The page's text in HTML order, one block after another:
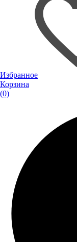
Избранное
Корзина
(0)